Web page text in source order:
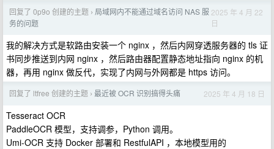
回复了 0p9o 创建的主题 › 局域网内不能通过域名访问 NAS 服
务的问题
2025 年 4 月 22
日
我的解决方式是软路由安装一个 nginx ，然后内网穿透服务器的 tls 证
书同步推送到内网 nginx ，然后路由器配置静态地址指向 nginx 的机
器，再用 nginx 做反代，实现了内网与外网都是 https 访问。
回复了 ltfree 创建的主题 › 最近被 OCR 识别搞得头痛 2025 年 4 月 18 日
Tesseract OCR
PaddleOCR 模型，支持调参，Python 调用。
Umi-OCR 支持 Docker 部署和 RestfulAPI ，本地模型用的